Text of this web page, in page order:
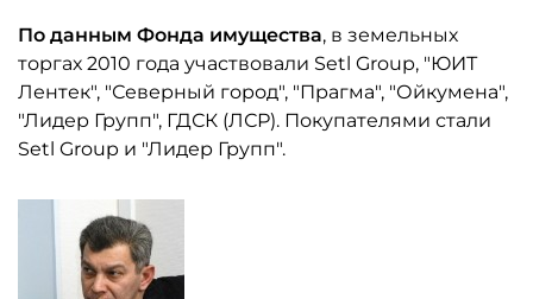
По данным Фонда имущества, в земельных
торгах 2010 года участвовали Setl Group, "ЮИТ
Лентек", "Северный город", "Прагма", "Ойкумена",
"Лидер Групп", ГДСК (ЛСР). Покупателями стали
Setl Group и "Лидер Групп".